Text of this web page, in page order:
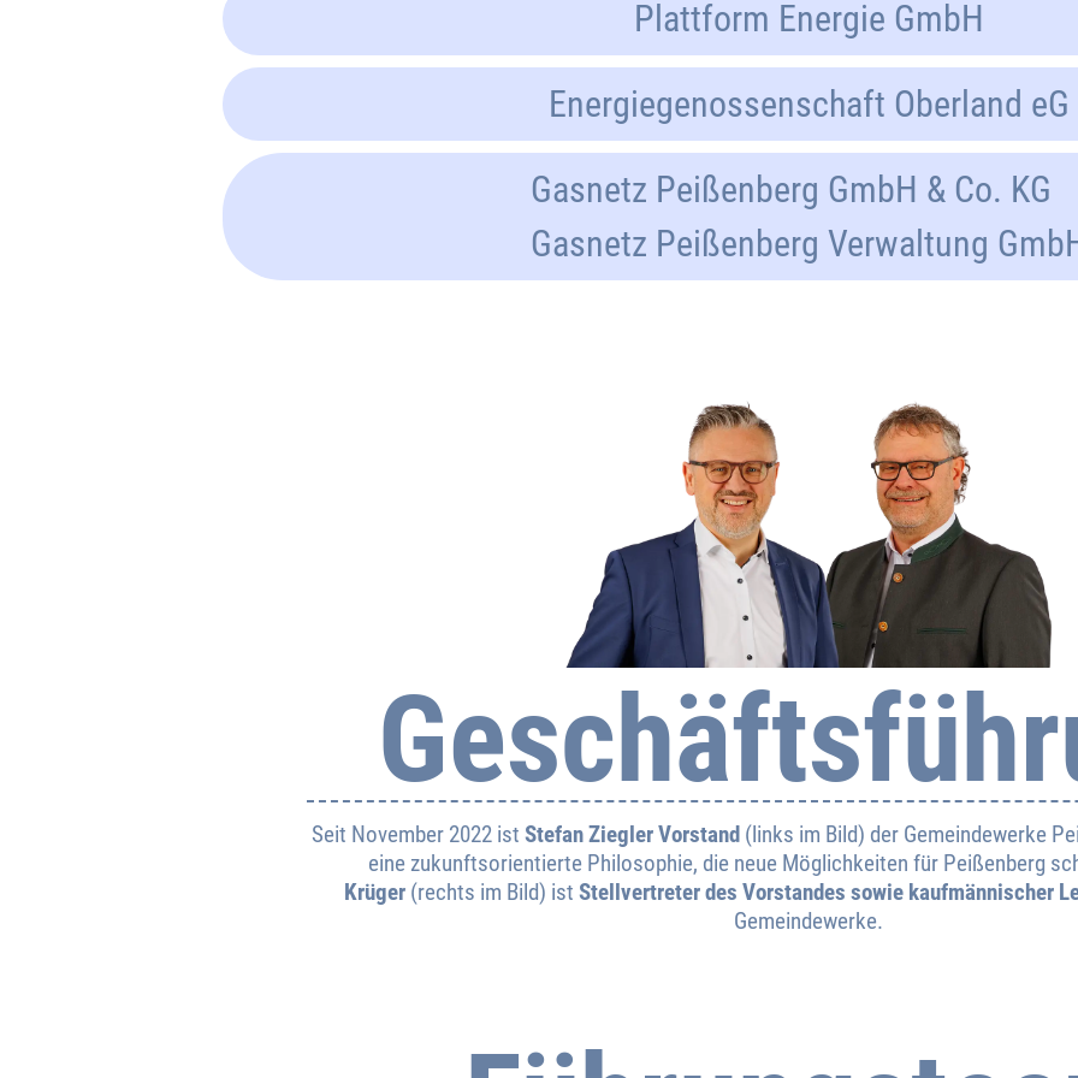
Plattform Energie GmbH
Energiegenossenschaft Oberland eG
Gasnetz Peißenberg GmbH & Co. KG
Gasnetz Peißenberg Verwaltung
Seit November 2022 ist Stefan Ziegler Vorstand(links im Bild) der Gemeindewerke
eine zukunftsorientierte Philosophie, die neue Möglichkeiten für Peißenberg
Krüger (rechts im Bild) istStellvertreter des Vorstandes sowie kaufmännischer
Gemeindewerke.